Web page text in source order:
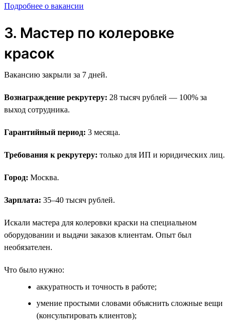
Подробнее о вакансии
3. Мастер по колеровке
красок
Вакансию закрыли за 7 дней.
Вознаграждение рекрутеру: 28 тысяч рублей — 100% за
выход сотрудника.
Гарантийный период: 3 месяца.
Требования к рекрутеру: только для ИП и юридических лиц.
Город: Москва.
Зарплата: 35–40 тысяч рублей.
Искали мастера для колеровки краски на специальном
оборудовании и выдачи заказов клиентам. Опыт был
необязателен.
Что было нужно:
аккуратность и точность в работе;
умение простыми словами объяснить сложные вещи
(консультировать клиентов);